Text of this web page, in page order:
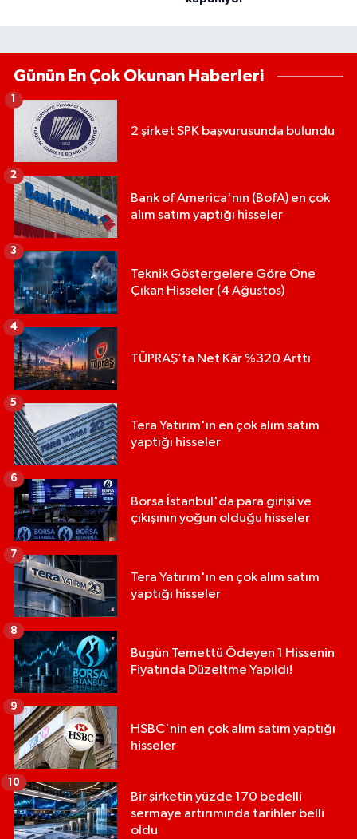
Günün En Çok Okunan Haberleri
2 şirket SPK başvurusunda bulundu
Bank of America'nın (BofA) en çok
alım satım yaptığı hisseler
2
Teknik Göstergelere Göre Öne
Çıkan Hisseler (4 Ağustos)
3
TÜPRAŞ’ta Net Kâr %320 Arttı
4
Tera Yatırım'ın en çok alım satım
yaptığı hisseler
5
Borsa İstanbul'da para girişi ve
çıkışının yoğun olduğu hisseler
6
Tera Yatırım'ın en çok alım satım
yaptığı hisseler
7
Bugün Temettü Ödeyen 1 Hissenin
Fiyatında Düzeltme Yapıldı!
8
HSBC'nin en çok alım satım yaptığı
hisseler
9
Bir şirketin yüzde 170 bedelli
sermaye artırımında tarihler belli
oldu
10